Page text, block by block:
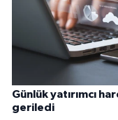
Günlük yatırımcı
geriledi